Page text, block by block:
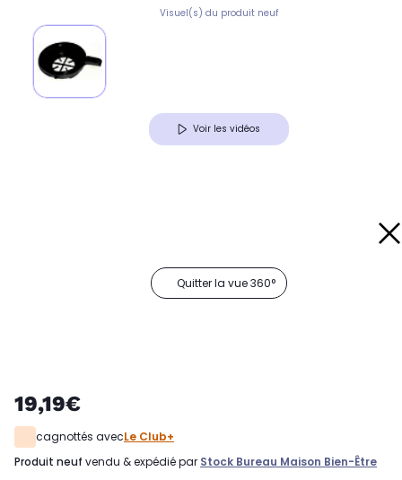
Visuel(s) du produit neuf
Voir les vidéos
Quitter la vue 360°
19,19€
cagnottés avecLe Club+
produit neuf vendu & expédié par Stock Bureau Maison Bien-Être